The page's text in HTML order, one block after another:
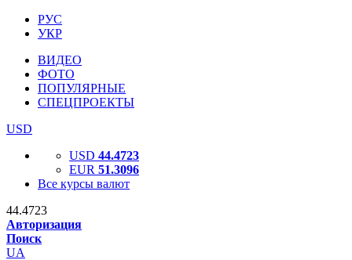
РУС
УКР
ВИДЕО
ФОТО
ПОПУЛЯРНЫЕ
СПЕЦПРОЕКТЫ
USD
USD 44.4723
EUR 51.3096
Все курсы валют
44.4723
Авторизация
Поиск
UA